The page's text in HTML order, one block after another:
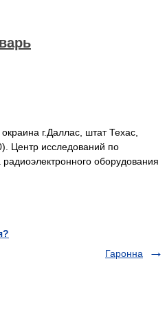
окраина г.Даллас, штат Техас,
Центр исследований по
радиоэлектронного оборудования
Гаронна